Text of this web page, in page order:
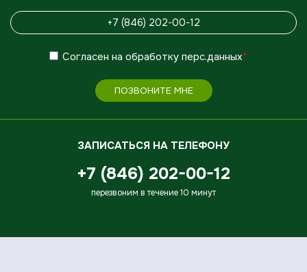
Согласен на обработку перс.данных*
ПОЗВОНИТЕ МНЕ
ЗАПИСАТЬСЯ НА ТЕЛЕФОНУ
+7 (846) 202-00-12
перезвоним в течение 10 минут